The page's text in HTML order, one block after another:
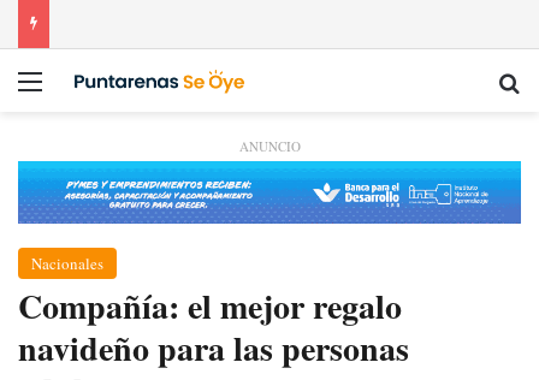
Menú
ANUNCIO
Nacionales
Compañía: el mejor regalo
navideño para las personas